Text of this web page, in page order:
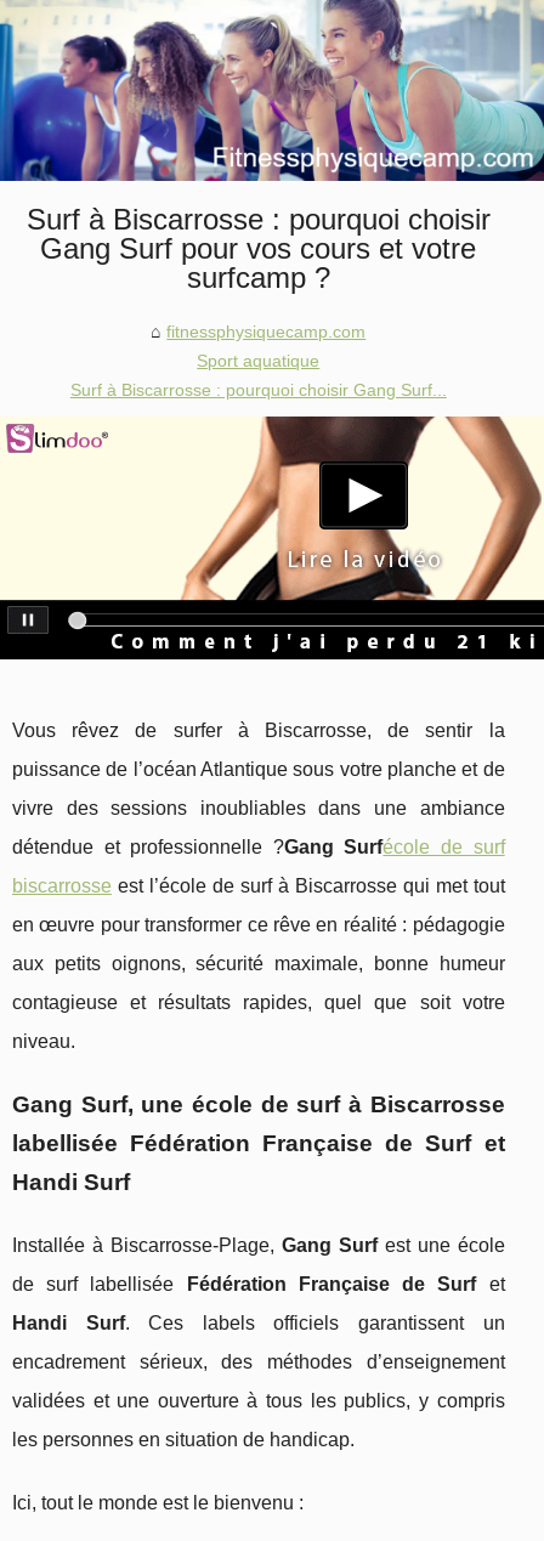
Surf à Biscarrosse : pourquoi choisir
Gang Surf pour vos cours et votre
surfcamp ?
fitnessphysiquecamp.com
Sport aquatique
Surf à Biscarrosse : pourquoi choisir Gang Surf...
Vous rêvez de surfer à Biscarrosse, de sentir la
puissance de l’océan Atlantique sous votre planche et de
vivre des sessions inoubliables dans une ambiance
détendue et professionnelle ?Gang Surfécole de surf
biscarrosse est l’école de surf à Biscarrosse qui met tout
en œuvre pour transformer ce rêve en réalité : pédagogie
aux petits oignons, sécurité maximale, bonne humeur
contagieuse et résultats rapides, quel que soit votre
niveau.
Gang Surf, une école de surf à Biscarrosse
labellisée Fédération Française de Surf et
Handi Surf
Installée à Biscarrosse-Plage, Gang Surfest une école
de surf labellisée
Fédération Française de Surfet
Handi Surf. Ces labels officiels garantissent un
encadrement sérieux, des méthodes d’enseignement
validées et une ouverture à tous les publics, y compris
les personnes en situation de handicap.
Ici, tout le monde est le bienvenu :